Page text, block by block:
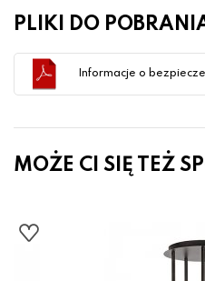
PLIKI DO
Informacje o
MOŻE CI SIĘ TEŻ